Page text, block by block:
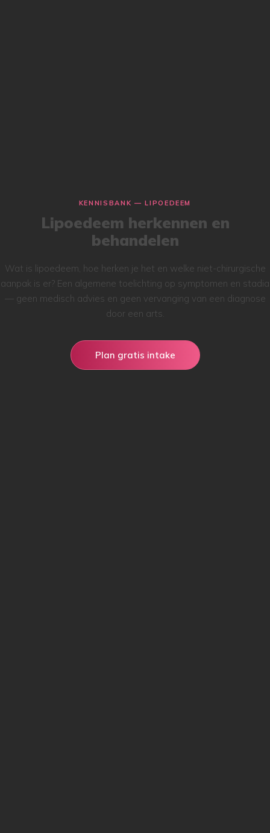
KENNISBANK — LIPOEDEEM
Lipoedeem herkennen en
behandelen
Wat is lipoedeem, hoe herken je het en welke niet-chirurgische
aanpak is er? Een algemene toelichting op symptomen en stadia
— geen medisch advies en geen vervanging van een diagnose
door een arts.
Plan gratis intake